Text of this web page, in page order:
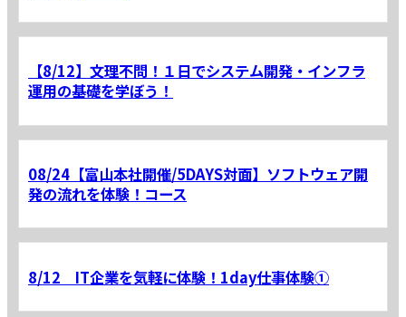
【8/12】文理不問！１日でシステム開発・インフラ
運用の基礎を学ぼう！
08/24【富山本社開催/5DAYS対面】ソフトウェア開
発の流れを体験！コース
8/12 IT企業を気軽に体験！1day仕事体験①